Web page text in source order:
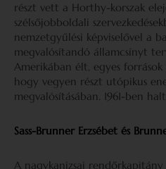
részt vett a Horthy-korszak
szélsőjobboldali
nemzetgyűlési képviselővel a
megvalósítandó államcsínyt
Amerikában élt, egyes
hogy vegyen részt utópikus
megvaló­sításában. 1961-ben
Sass-Brunner Erzsébet és
A nagykanizsai rendőrkapitány